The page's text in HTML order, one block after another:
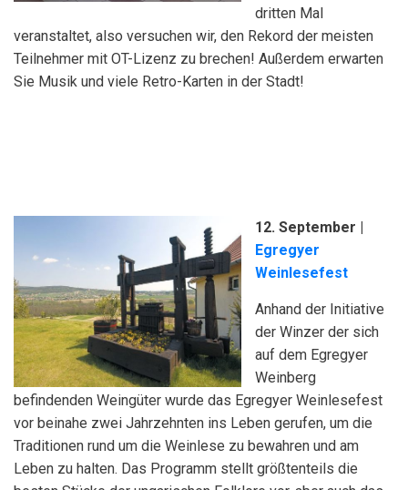
dritten Mal
veranstaltet, also versuchen wir, den Rekord der meisten
Teilnehmer mit OT-Lizenz zu brechen! Außerdem erwarten
Sie Musik und viele Retro-Karten in der Stadt!
12. September |
Egregyer
Weinlesefest
Anhand der Initiative
der Winzer der sich
auf dem Egregyer
Weinberg
befindenden Weingüter wurde das Egregyer Weinlesefest
vor beinahe zwei Jahrzehnten ins Leben gerufen, um die
Traditionen rund um die Weinlese zu bewahren und am
Leben zu halten. Das Programm stellt größtenteils die